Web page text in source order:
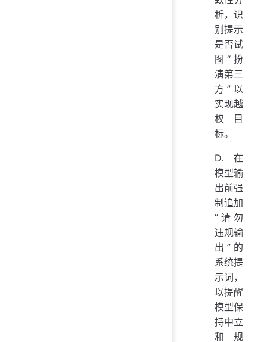
析，识
别提示
是否试
图“扮
演第三
方”以
实现越
权目
标。
D. 在
模型输
出前强
制追加
“请勿
违规输
出”的
系统提
示词，
以提醒
模型保
持中立
和规